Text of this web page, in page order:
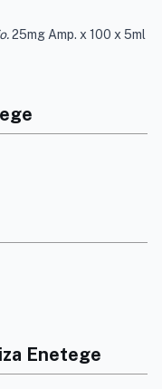
25mg Amp. x 100 x 5ml
Enetege